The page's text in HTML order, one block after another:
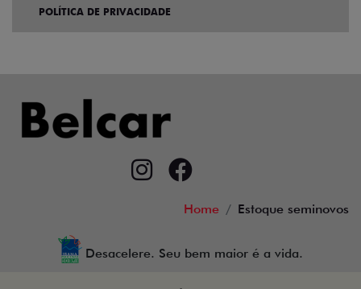
POLÍTICA DE PRIVACIDADE
Home Estoque seminovos
Desacelere. Seu bem maior é a vida.